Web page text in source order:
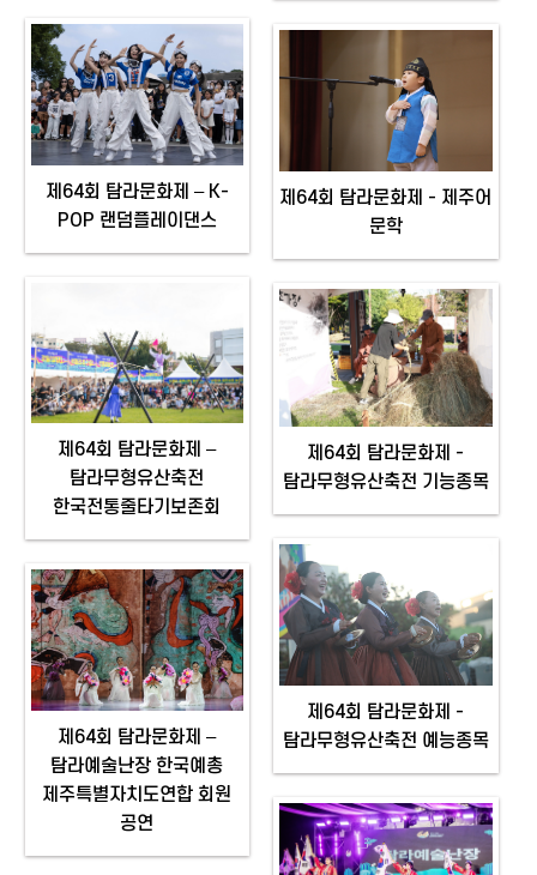
제64회 탐라문화제 – K-
POP 랜덤플레이댄스
제64회 탐라문화제 - 제주어
문학
제64회 탐라문화제 –
탐라무형유산축전
한국전통줄타기보존회
제64회 탐라문화제 -
탐라무형유산축전 기능종목
제64회 탐라문화제 -
탐라무형유산축전 예능종목
제64회 탐라문화제 –
탐라예술난장 한국예총
제주특별자치도연합 회원
공연